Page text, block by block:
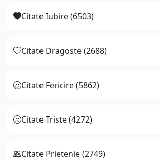
Citate Iubire (6503)
Citate Dragoste (2688)
Citate Fericire (5862)
Citate Triste (4272)
Citate Prietenie (2749)